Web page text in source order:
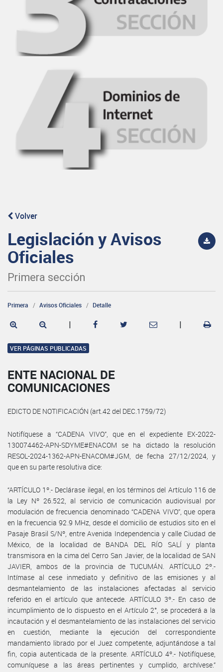
Volver
Legislación y Avisos
Oficiales
Primera sección
Primera Avisos Oficiales Detalle
| |
VER PÁGINAS PUBLICADAS
ENTE NACIONAL DE
COMUNICACIONES
EDICTO DE NOTIFICACIÓN (art.42 del DEC.1759/72)
Notifíquese a “CADENA VIVO”, que en el expediente EX-2022-
130074462-APN-SDYME#ENACOM se ha dictado la resolución
RESOL-2024-1362-APN-ENACOM#JGM, de fecha 27/12/2024, y
que en su parte resolutiva dice:
“ARTÍCULO 1º.- Declárase ilegal, en los términos del Artículo 116 de
la Ley Nº 26.522, al servicio de comunicación audiovisual por
modulación de frecuencia denominado “CADENA VIVO”, que opera
en la frecuencia 92.9 MHz, desde el domicilio de estudios sito en el
Pasaje Brasil S/Nº, entre Avenida Independencia y calle Ciudad de
México, de la localidad de BANDA DEL RÍO SALÍ y planta
transmisora en la cima del Cerro San Javier, de la localidad de SAN
JAVIER, ambos de la provincia de TUCUMÁN. ARTÍCULO 2º.-
Intímase al cese inmediato y definitivo de las emisiones y al
desmantelamiento de las instalaciones afectadas al servicio
referido en el artículo que antecede. ARTÍCULO 3º.- En caso de
incumplimiento de lo dispuesto en el Artículo 2°, se procederá a la
incautación y el desmantelamiento de las instalaciones del servicio
en cuestión, mediante la ejecución del correspondiente
mandamiento librado por el Juez competente, adjuntándose a tal
fin, copia autenticada de la presente. ARTÍCULO 4º.- Notifíquese,
comuníquese a las áreas pertinentes y cumplido, archívese.”